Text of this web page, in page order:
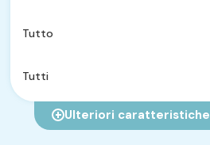
Tutto
Tutti
Ulteriori caratteristiche